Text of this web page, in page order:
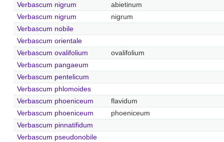
Verbascum nigrum
abietinum
Verbascum nigrum
nigrum
Verbascum nobile
Verbascum orientale
Verbascum ovalifolium
ovalifolium
Verbascum pangaeum
Verbascum pentelicum
Verbascum phlomoides
Verbascum phoeniceum
flavidum
Verbascum phoeniceum
phoeniceum
Verbascum pinnatifidum
Verbascum pseudonobile